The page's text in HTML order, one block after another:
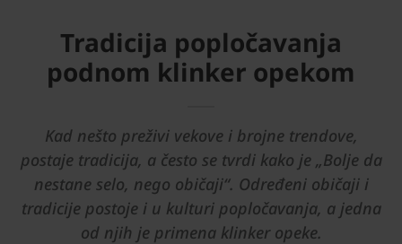
Tradicija popločavanja
podnom klinker opekom
Kad nešto preživi vekove i brojne trendove,
postaje tradicija, a često se tvrdi kako je „Bolje da
nestane selo, nego običaji“. Određeni običaji i
tradicije postoje i u kulturi popločavanja, a jedna
od njih je primena klinker opeke.